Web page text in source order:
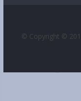
© Copyright ©